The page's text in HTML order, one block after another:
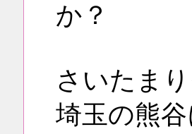
か？
さいたま
埼玉の熊